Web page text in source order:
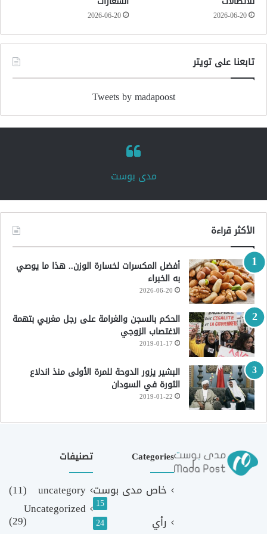
2026-06-20
2026-06-20
تابعنا على تويتر
Tweets by madapoost
‏مدى بوست‏
الأكثر قراءة
أفضل المكسرات لخسارة الوزن.. هذا ما يوصي
به الخبراء
2026-06-20
الحكم بالسجن والغرامة على رجل مغربي بتهمة
الاغتصاب الزوجي
2019-01-17
البشير يزور الدوحة للمرة الأولى منذ اندلاع
الثورة في السودان
2019-01-22
Categories
خاص مدى بوست
15
رأي 24
تصنيفات
uncategory
(11)
Uncategorized
(29)